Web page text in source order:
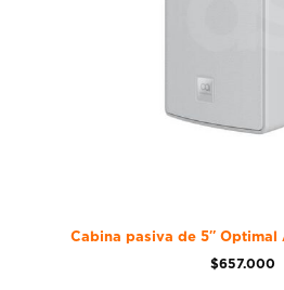
Cabina pasiva de 5″ Optimal
$657.000